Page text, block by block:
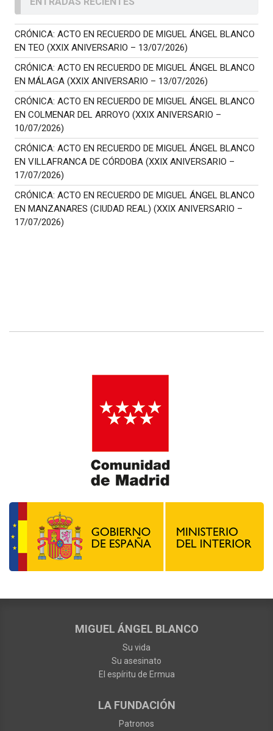
CRÓNICA: ACTO EN RECUERDO DE MIGUEL ÁNGEL BLANCO
EN TEO (XXIX ANIVERSARIO – 13/07/2026)
CRÓNICA: ACTO EN RECUERDO DE MIGUEL ÁNGEL BLANCO
EN MÁLAGA (XXIX ANIVERSARIO – 13/07/2026)
CRÓNICA: ACTO EN RECUERDO DE MIGUEL ÁNGEL BLANCO
EN COLMENAR DEL ARROYO (XXIX ANIVERSARIO –
10/07/2026)
CRÓNICA: ACTO EN RECUERDO DE MIGUEL ÁNGEL BLANCO
EN VILLAFRANCA DE CÓRDOBA (XXIX ANIVERSARIO –
17/07/2026)
CRÓNICA: ACTO EN RECUERDO DE MIGUEL ÁNGEL BLANCO
EN MANZANARES (CIUDAD REAL) (XXIX ANIVERSARIO –
17/07/2026)
MIGUEL ÁNGEL BLANCO
Su vida
Su asesinato
El espíritu de Ermua
LA FUNDACIÓN
Patronos